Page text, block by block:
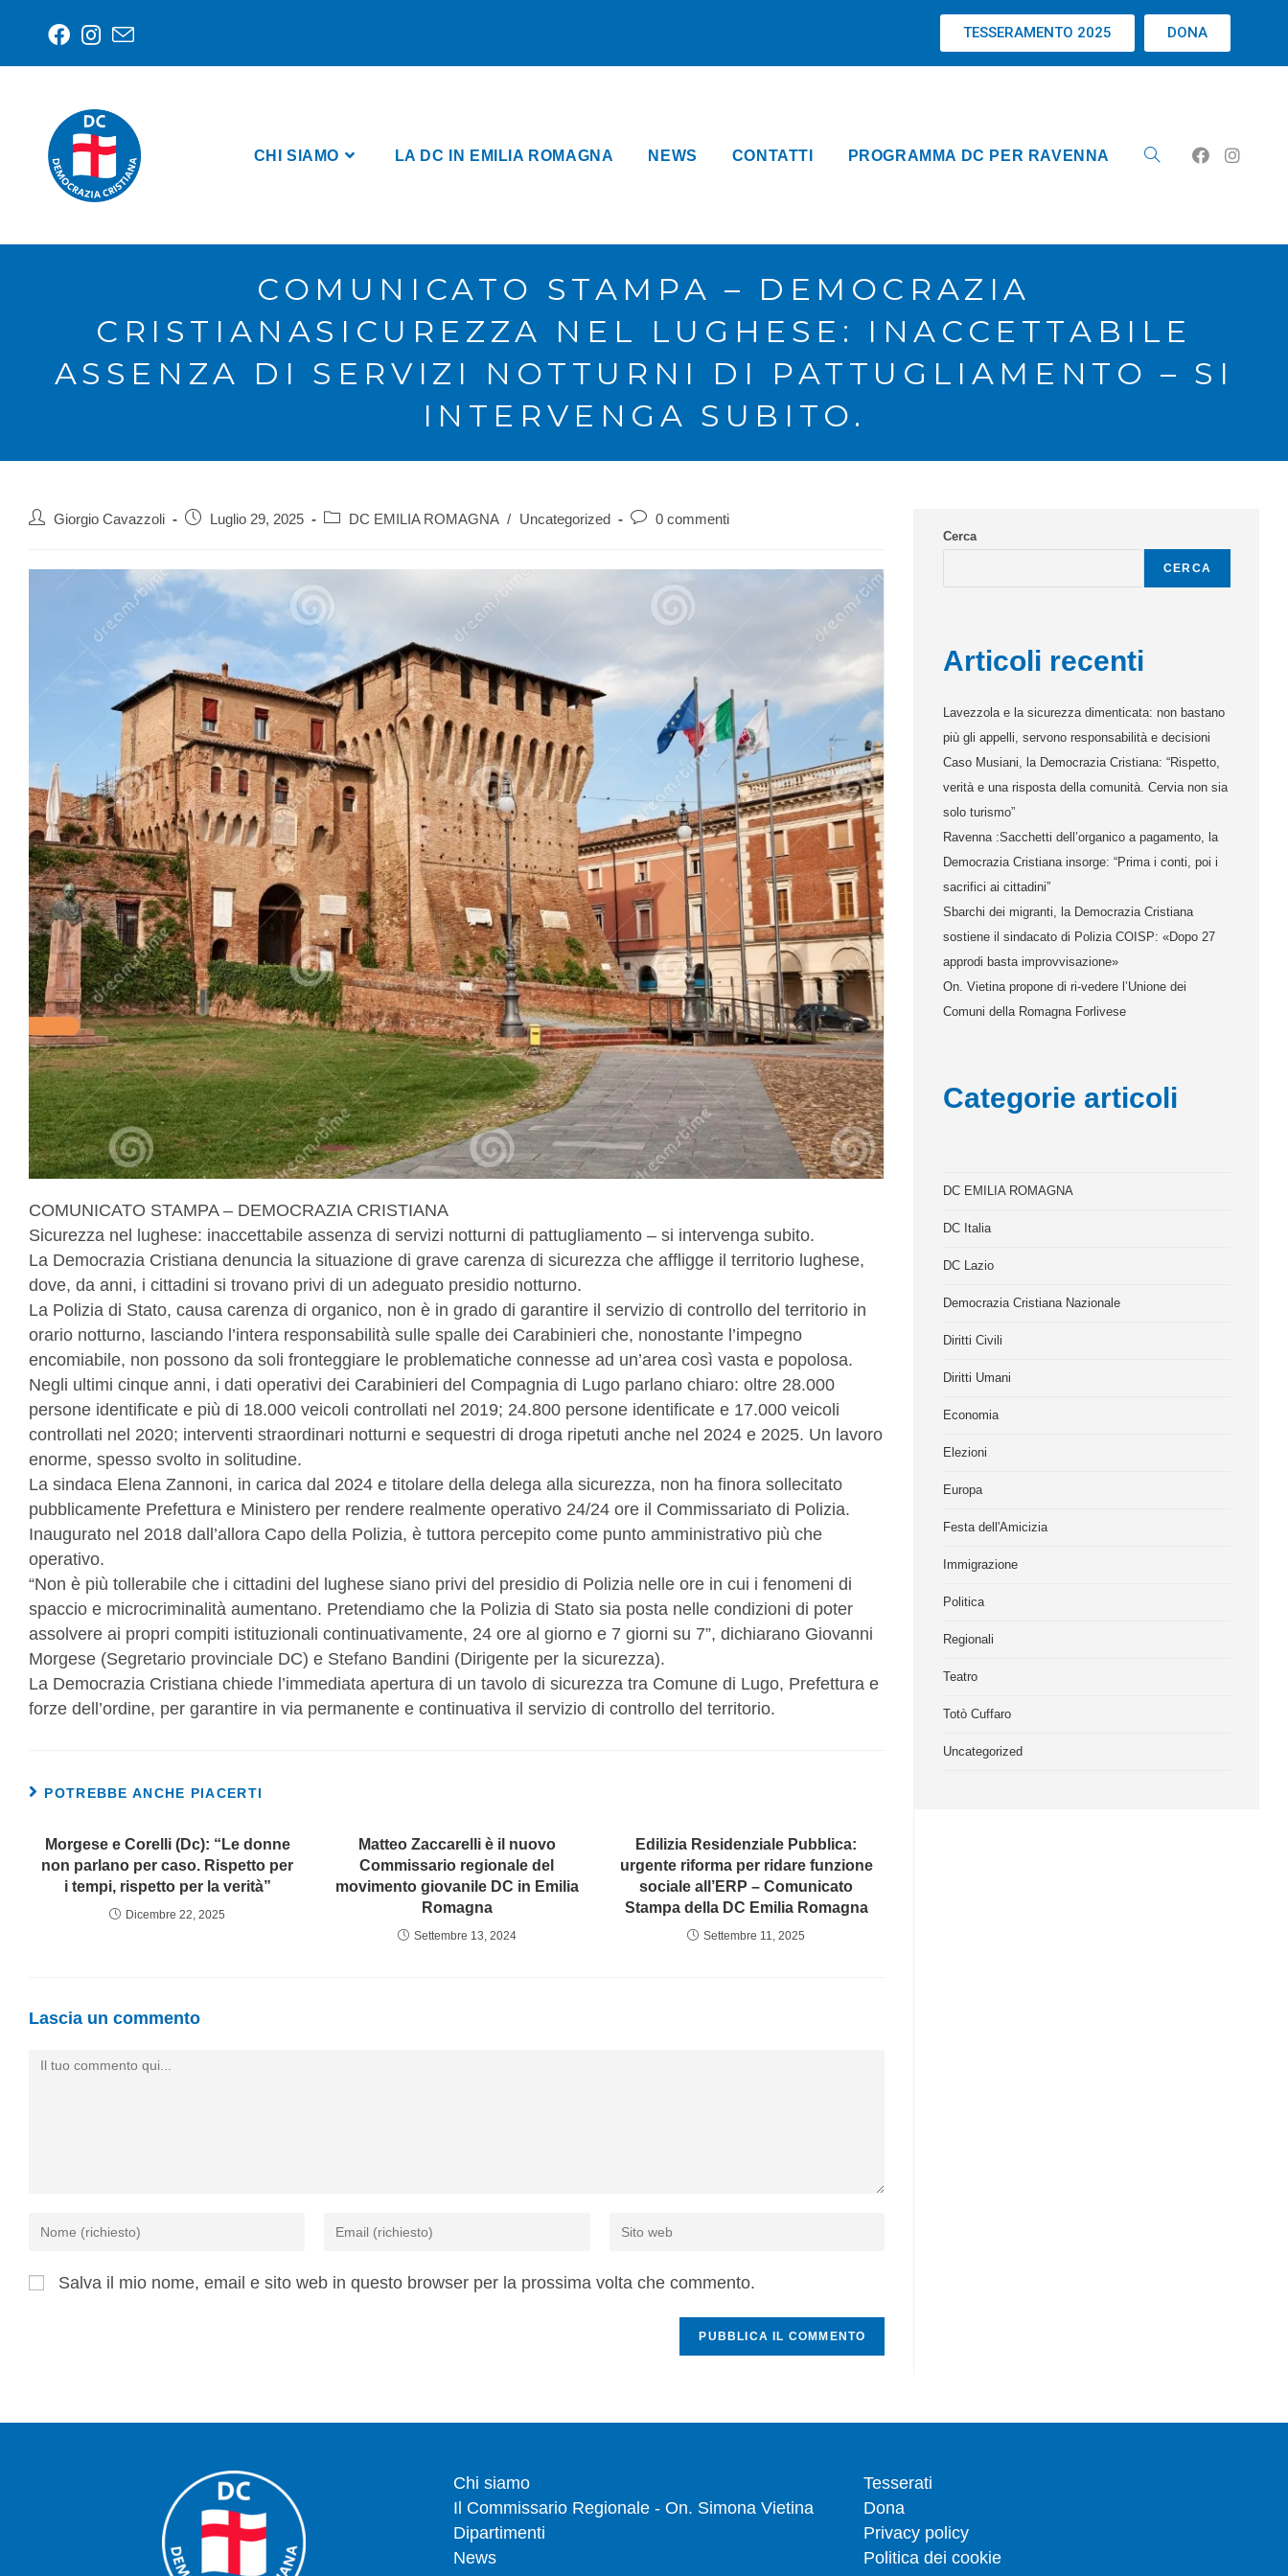
TESSERAMENTO 2025 DONA
CHI SIAMO LA DC IN EMILIA ROMAGNA NEWS CONTATTI PROGRAMMA DC PER RAVENNA
COMUNICATO STAMPA – DEMOCRAZIA
CRISTIANASICUREZZA NEL LUGHESE: INACCETTABILE
ASSENZA DI SERVIZI NOTTURNI DI PATTUGLIAMENTO – SI
INTERVENGA SUBITO.
Giorgio Cavazzoli Luglio 29, 2025 DC EMILIA ROMAGNA / Uncategorized 0 commenti
COMUNICATO STAMPA – DEMOCRAZIA CRISTIANA
Sicurezza nel lughese: inaccettabile assenza di servizi notturni di pattugliamento – si intervenga subito.
La Democrazia Cristiana denuncia la situazione di grave carenza di sicurezza che affligge il territorio lughese,
dove, da anni, i cittadini si trovano privi di un adeguato presidio notturno.
La Polizia di Stato, causa carenza di organico, non è in grado di garantire il servizio di controllo del territorio in
orario notturno, lasciando l’intera responsabilità sulle spalle dei Carabinieri che, nonostante l’impegno
encomiabile, non possono da soli fronteggiare le problematiche connesse ad un’area così vasta e popolosa.
Negli ultimi cinque anni, i dati operativi dei Carabinieri del Compagnia di Lugo parlano chiaro: oltre 28.000
persone identificate e più di 18.000 veicoli controllati nel 2019; 24.800 persone identificate e 17.000 veicoli
controllati nel 2020; interventi straordinari notturni e sequestri di droga ripetuti anche nel 2024 e 2025. Un lavoro
enorme, spesso svolto in solitudine.
La sindaca Elena Zannoni, in carica dal 2024 e titolare della delega alla sicurezza, non ha finora sollecitato
pubblicamente Prefettura e Ministero per rendere realmente operativo 24/24 ore il Commissariato di Polizia.
Inaugurato nel 2018 dall’allora Capo della Polizia, è tuttora percepito come punto amministrativo più che
operativo.
“Non è più tollerabile che i cittadini del lughese siano privi del presidio di Polizia nelle ore in cui i fenomeni di
spaccio e microcriminalità aumentano. Pretendiamo che la Polizia di Stato sia posta nelle condizioni di poter
assolvere ai propri compiti istituzionali continuativamente, 24 ore al giorno e 7 giorni su 7”, dichiarano Giovanni
Morgese (Segretario provinciale DC) e Stefano Bandini (Dirigente per la sicurezza).
La Democrazia Cristiana chiede l’immediata apertura di un tavolo di sicurezza tra Comune di Lugo, Prefettura e
forze dell’ordine, per garantire in via permanente e continuativa il servizio di controllo del territorio.
POTREBBE ANCHE PIACERTI
Morgese e Corelli (Dc): “Le donne
non parlano per caso. Rispetto per
i tempi, rispetto per la verità”
Dicembre 22, 2025
Matteo Zaccarelli è il nuovo
Commissario regionale del
movimento giovanile DC in Emilia
Romagna
Settembre 13, 2024
Edilizia Residenziale Pubblica:
urgente riforma per ridare funzione
sociale all’ERP – Comunicato
Stampa della DC Emilia Romagna
Settembre 11, 2025
Lascia un commento
Salva il mio nome, email e sito web in questo browser per la prossima volta che commento.
Cerca
CERCA
Articoli recenti
Lavezzola e la sicurezza dimenticata: non bastano
più gli appelli, servono responsabilità e decisioni
Caso Musiani, la Democrazia Cristiana: “Rispetto,
verità e una risposta della comunità. Cervia non sia
solo turismo”
Ravenna :Sacchetti dell’organico a pagamento, la
Democrazia Cristiana insorge: “Prima i conti, poi i
sacrifici ai cittadini”
Sbarchi dei migranti, la Democrazia Cristiana
sostiene il sindacato di Polizia COISP: «Dopo 27
approdi basta improvvisazione»
On. Vietina propone di ri-vedere l’Unione dei
Comuni della Romagna Forlivese
Categorie articoli
DC EMILIA ROMAGNA
DC Italia
DC Lazio
Democrazia Cristiana Nazionale
Diritti Civili
Diritti Umani
Economia
Elezioni
Europa
Festa dell'Amicizia
Immigrazione
Politica
Regionali
Teatro
Totò Cuffaro
Uncategorized
Chi siamo
Il Commissario Regionale - On. Simona Vietina
Dipartimenti
News
Tesserati
Dona
Privacy policy
Politica dei cookie